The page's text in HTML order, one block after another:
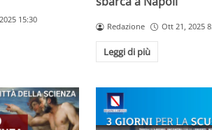
15:30
Redazione Ott 21, 2025
Leggi di più